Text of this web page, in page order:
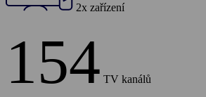
2x zařízení
154 TV kanálů